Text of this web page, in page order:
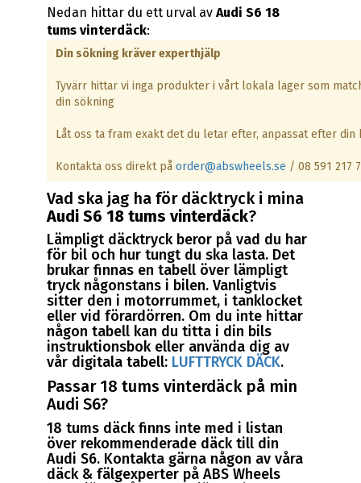
Nedan hittar du ett urval av Audi S6 18
tums vinterdäck:
Din sökning kräver experthjälp
Tyvärr hittar vi inga produkter i vårt lokala lager som
din sökning
Låt oss ta fram exakt det du letar efter, anpassat efter din
Kontakta oss direkt på order@abswheels.se / 08 591 217
Vad ska jag ha för däcktryck i mina
Audi S6 18 tums vinterdäck?
Lämpligt däcktryck beror på vad du har
för bil och hur tungt du ska lasta. Det
brukar finnas en tabell över lämpligt
tryck någonstans i bilen. Vanligtvis
sitter den i motorrummet, i tanklocket
eller vid förardörren. Om du inte hittar
någon tabell kan du titta i din bils
instruktionsbok eller använda dig av
vår digitala tabell: LUFTTRYCK DÄCK.
Passar 18 tums vinterdäck på min
Audi S6?
18 tums däck finns inte med i listan
över rekommenderade däck till din
Audi S6. Kontakta gärna någon av våra
däck & fälgexperter på ABS Wheels